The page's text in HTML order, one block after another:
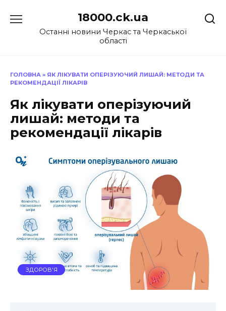
до
18000.ck.ua
Останні новини Черкас та Черкаської
області
ГОЛОВНА » ЯК ЛІКУВАТИ ОПЕРІЗУЮЧИЙ ЛИШАЙ: МЕТОДИ ТА
РЕКОМЕНДАЦІЇ ЛІКАРІВ
Як лікувати оперізуючий
лишай: методи та
рекомендації лікарів
ЗДОРОВ'Я